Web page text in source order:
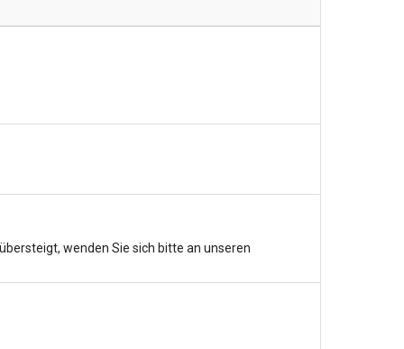
wenden Sie sich bitte an unseren